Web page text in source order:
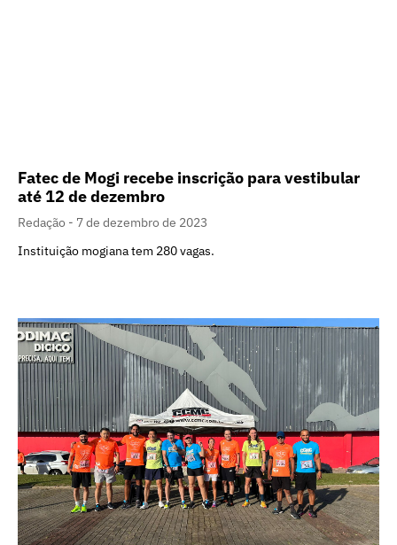
Fatec de Mogi recebe inscrição para vestibular
até 12 de dezembro
Redação
7 de dezembro de 2023
Instituição mogiana tem 280 vagas.